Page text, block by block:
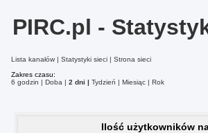
PIRC.pl -
Lista kanałów Statystyki sieci
Strona sieci
Zakres czasu:
6 godzin
Doba 2 dni Tydzień Miesiąc Rok